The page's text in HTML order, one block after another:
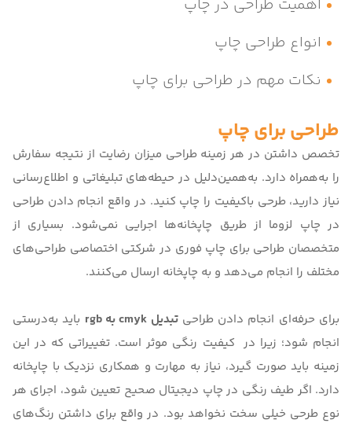
اهمیت طراحی در چاپ
انواع طراحی چاپ
نکات مهم در طراحی برای چاپ
طراحی برای چاپ
تخصص داشتن در هر زمینه طراحی میزان رضایت از نتیجه سفارش
را به‌همراه دارد. به‌همین‌دلیل در حیطه‌های تبلیغاتی و اطلاع‌رسانی
نیاز دارید، طرحی باکیفیت را چاپ کنید. در واقع انجام دادن طراحی
در چاپ لزوما از طریق چاپخانه‌ها اجرایی نمی‌شود. بسیاری از
متخصصان طراحی برای چاپ فوری در شرکتی اختصاصی طراحی‌های
مختلف را انجام می‌دهد و به چاپخانه ارسال می‌کنند.
برای حرفه‌ای انجام دادن طراحیتبدیل cmyk به rgb
باید به‌درستی
انجام شود؛ زیرا در کیفیت رنگی موثر است. تغییراتی که در این
زمینه باید صورت گیرد، نیاز به مهارت و همکاری نزدیک با چاپخانه
دارد. اگر طیف رنگی در چاپ دیجیتال صحیح تعیین شود، اجرای هر
نوع طرحی خیلی سخت نخواهد بود. در واقع برای داشتن رنگ‌های